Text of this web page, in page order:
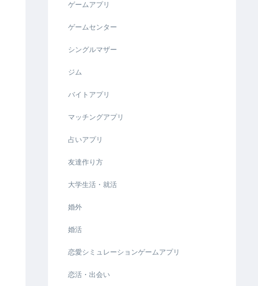
ゲームアプリ
ゲームセンター
シングルマザー
ジム
バイトアプリ
マッチングアプリ
占いアプリ
友達作り方
大学生活・就活
婚外
婚活
恋愛シミュレーションゲームアプリ
恋活・出会い